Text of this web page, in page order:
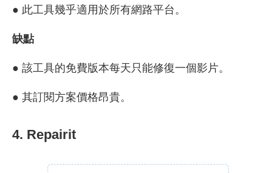
● 此工具幾乎適用於所有網路平台。
缺點
● 該工具的免費版本每天只能修復一個影片。
● 其訂閱方案價格昂貴。
4. Repairit